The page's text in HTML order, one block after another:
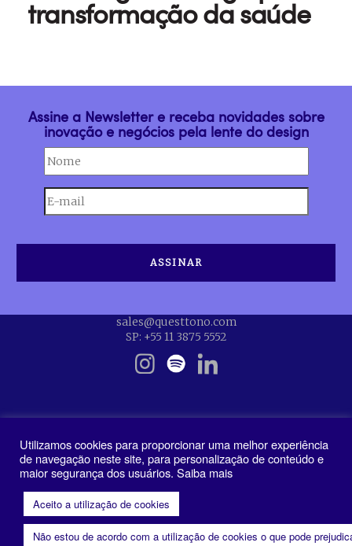
transformação da saúde
Assine a Newsletter e receba novidades sobre
inovação e negócios pela lente do design
sales@questtono.com
SP: +55 11 3875 5552
Utilizamos cookies para proporcionar uma melhor experiência
de navegação neste site, para personalização de conteúdo e
maior segurança dos usuários. Saiba mais
Aceito a utilização de cookies
Não estou de acordo com a utilização de cookies o que pode